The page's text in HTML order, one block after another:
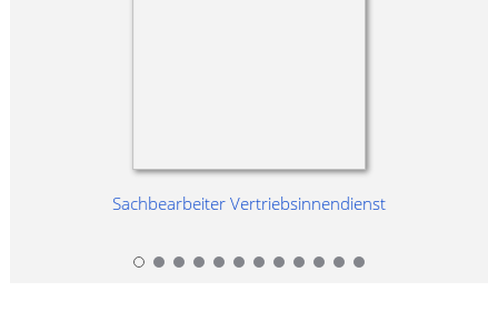
Sachbearbeiter Vertriebsinnendienst